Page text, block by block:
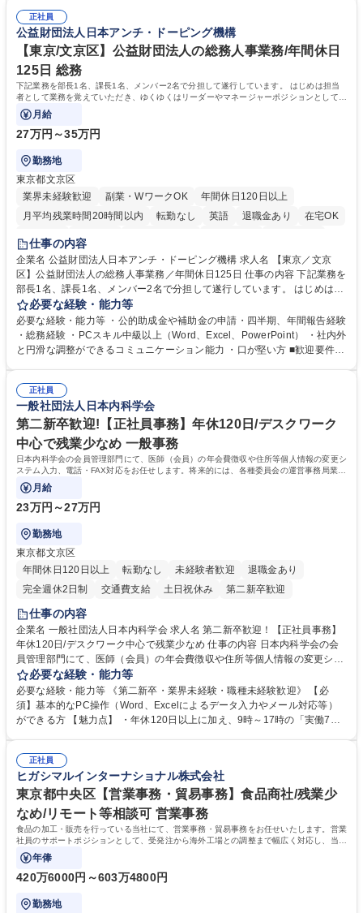
の他に担当頂く業務が発生する場合があります。 募集職種 【営業事務】
業務職/三井物産グループ/平均残業時間10H/完全週休2日
ション力がある方。 ・チャレンジを厭わず、粘り強く業務に取り組める
方。多様な関係者と謙虚に信頼関係を構築でき、期限を意識したスケジュ
ール管理が出来る方。※将来的に他部署（営業部門、コーポレート部門）
へのジョブローテーションの可能性があります。 学歴・資格 学歴：大学
院 大学 語学力： 資格：宅地建物取引士
正社員
公益財団法人日本アンチ・ドーピング機構
【東京/文京区】公益財団法人の総務人事業務/年間休日
125日 総務
下記業務を部長1名、課長1名、メンバー2名で分担して遂行しています。 はじめは担当
者として業務を覚えていただき、ゆくゆくはリーダーやマネージャーポジションとして活
躍いただくことを期待しています。
月給
27万円～35万円
勤務地
東京都文京区
業界未経験歓迎
副業・WワークOK
年間休日120日以上
月平均残業時間20時間以内
転勤なし 英語 退職金あり
在宅OK
賞与あり
育休あり
食事補助あり
仕事の内容
企業名 公益財団法人日本アンチ・ドーピング機構 求人名 【東京／文京
区】公益財団法人の総務人事業務／年間休日125日 仕事の内容 下記業務を
部長1名、課長1名、メンバー2名で分担して遂行しています。 はじめは担
当者として業務を覚えていただき、ゆくゆくはリーダーやマネージャーポ
ジションとして活躍いただくことを期待しています。 【総務・人事グルー
プの業務内容】 ・人事制度関連 ・採用活動 ・教育研修の企画、実行 ・勤
怠管理 ・官公庁への各種提出 ・法定の会議運営（評議員会、理事会） ・
管理 ・福利厚生関連 ・職員からの問合せ、相談対応 ・その他日常の総務
業務全般 募集職種 【東京／文京区】公益財団法人の総務人事業務／年間
休日125日
必要な経験・能力等
必要な経験・能力等 ・公的助成金や補助金の申請・四半期、年間報告経験
・総務経験 ・PCスキル中級以上（Word、Excel、PowerPoint） ・社内外
と円滑な調整ができるコミュニケーション能力 ・口が堅い方 ■歓迎要件
正社員
一般社団法人日本内科学会
第二新卒歓迎!【正社員事務】年休120日/デスクワーク
中心で残業少なめ 一般事務
日本内科学会の会員管理部門にて、医師（会員）の年会費徴収や住所等個人情報の変更シ
ステム入力、電話・FAX対応をお任せします。将来的には、各種委員会の運営事務局業務
などにも幅広く携わっていただきます。
月給
23万円～27万円
勤務地
東京都文京区
年間休日120日以上
転勤なし 未経験者歓迎
退職金あり
完全週休2日制
交通費支給 土日祝休み 第二新卒歓迎
仕事の内容
企業名 一般社団法人日本内科学会 求人名 第二新卒歓迎！【正社員事務】
年休120日/デスクワーク中心で残業少なめ 仕事の内容 日本内科学会の会
員管理部門にて、医師（会員）の年会費徴収や住所等個人情報の変更シス
テム入力、電話・FAX対応をお任せします。将来的には、各種委員会の運
営事務局業務などにも幅広く携わっていただきます。 【会員管理・データ
入力業務】 ・医師（会員）の住所変更、個人情報のシステム登録・更新
・年会費の徴収管理や入金データの照合確認 【問い合わせ対応】 ・会員
年休120日/デスクワーク中心で残業少なめ
必要な経験・能力等
必要な経験・能力等 《第二新卒・業界未経験・職種未経験歓迎》 【必
須】基本的なPC操作（Word、Excelによるデータ入力やメール対応等）
ができる方 【魅力点】 ・年休120日以上に加え、9時～17時の「実働7時
整、資料作成、当日の運営サポート 学歴・資格 学歴：大学院 大学 語学
力： 資格：
正社員
ヒガシマルインターナショナル株式会社
東京都中央区【営業事務・貿易事務】食品商社/残業少
なめ/リモート等相談可 営業事務
食品の加工・販売を行っている当社にて、営業事務・貿易事務をお任せいたします。営業
社員のサポートポジションとして、受発注から海外工場との調整まで幅広く対応し、当社
事業の根幹を支えていただきます。
年俸
420万6000円～603万4800円
勤務地